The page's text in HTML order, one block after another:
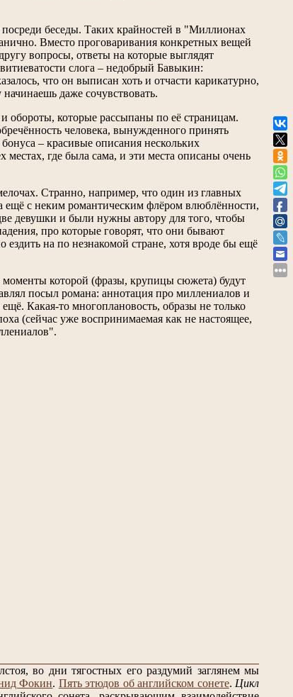
беседы. Таких крайностей в "Миллионах
Вместо проговаривания конкретных вещей
вопросы, ответы на которые выглядят
слога – недобрый Бавыкин:
что он выписан хоть и отчасти карикатурно,
даже сочувствовать.
которые рассыпаны по её страницам.
человека, вынужденного принять
– красивые описания нескольких
местах, где была сама, и эти места описаны очень
Странно, например, что один из главных
ещё с неким романтическим флёром влюблённости,
девушки и были нужны автору для того, чтобы
про которые говорят, что они бывают
на по незнакомой стране, хотя вроде бы ещё
которой (фразы, крупицы сюжета) будут
посыл романа: аннотация про миллениалов и
Какая-то многоплановость, образы не только
(сейчас уже воспринимаемая как не настоящее,
во дни тягостных его раздумий заглянем мы
Фокин. Пять этюдов об английском сонете. Цикл